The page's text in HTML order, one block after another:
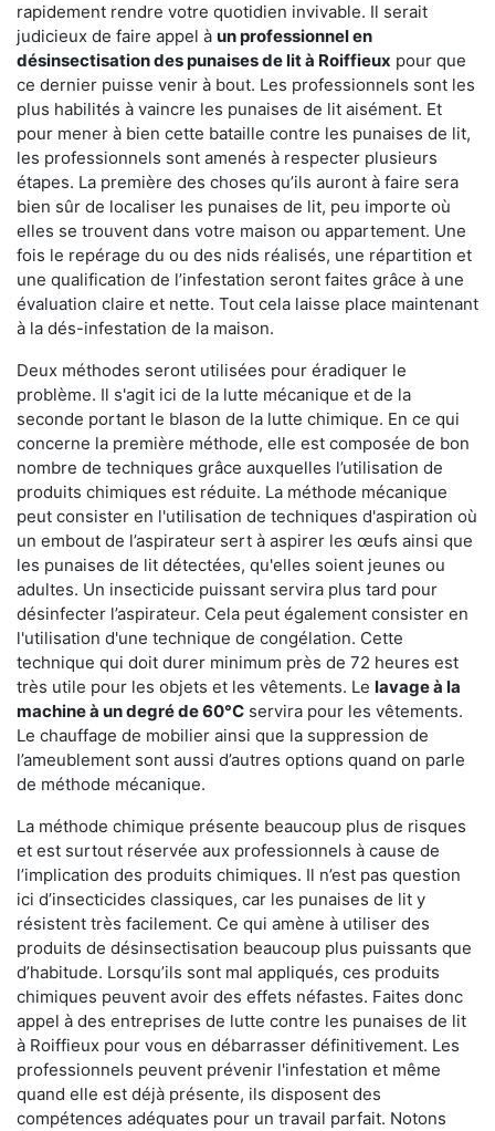
rapidement rendre votre quotidien invivable. Il serait
judicieux de faire appel à un professionnel en
désinsectisation des punaises de lit à Roiffieux pour que
ce dernier puisse venir à bout. Les professionnels sont les
plus habilités à vaincre les punaises de lit aisément. Et
pour mener à bien cette bataille contre les punaises de lit,
les professionnels sont amenés à respecter plusieurs
étapes. La première des choses qu’ils auront à faire sera
bien sûr de localiser les punaises de lit, peu importe où
elles se trouvent dans votre maison ou appartement. Une
fois le repérage du ou des nids réalisés, une répartition et
une qualification de l’infestation seront faites grâce à une
évaluation claire et nette. Tout cela laisse place maintenant
à la dés-infestation de la maison.
Deux méthodes seront utilisées pour éradiquer le
problème. Il s'agit ici de la lutte mécanique et de la
seconde portant le blason de la lutte chimique. En ce qui
concerne la première méthode, elle est composée de bon
nombre de techniques grâce auxquelles l’utilisation de
produits chimiques est réduite. La méthode mécanique
peut consister en l'utilisation de techniques d'aspiration où
un embout de l’aspirateur sert à aspirer les œufs ainsi que
les punaises de lit détectées, qu'elles soient jeunes ou
adultes. Un insecticide puissant servira plus tard pour
désinfecter l’aspirateur. Cela peut également consister en
l'utilisation d'une technique de congélation. Cette
technique qui doit durer minimum près de 72 heures est
très utile pour les objets et les vêtements. Le lavage à la
machine à un degré de 60°C servira pour les vêtements.
Le chauffage de mobilier ainsi que la suppression de
l’ameublement sont aussi d’autres options quand on parle
de méthode mécanique.
La méthode chimique présente beaucoup plus de risques
et est surtout réservée aux professionnels à cause de
l’implication des produits chimiques. Il n’est pas question
ici d’insecticides classiques, car les punaises de lit y
résistent très facilement. Ce qui amène à utiliser des
produits de désinsectisation beaucoup plus puissants que
d’habitude. Lorsqu’ils sont mal appliqués, ces produits
chimiques peuvent avoir des effets néfastes. Faites donc
appel à des entreprises de lutte contre les punaises de lit
à Roiffieux pour vous en débarrasser définitivement. Les
professionnels peuvent prévenir l'infestation et même
quand elle est déjà présente, ils disposent des
compétences adéquates pour un travail parfait. Notons